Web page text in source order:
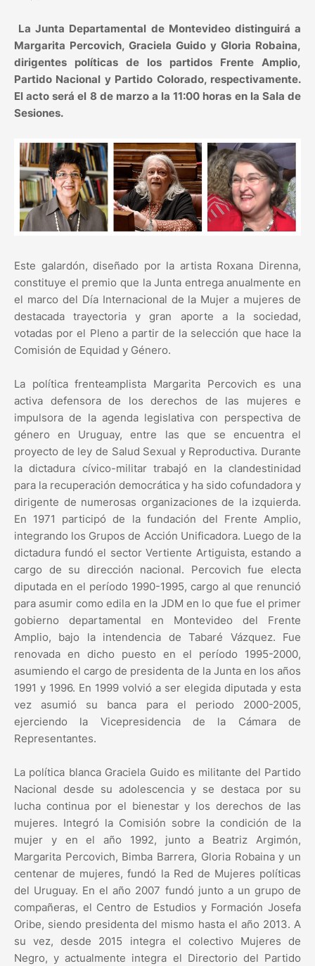
La Junta Departamental de Montevideo distinguirá a
Margarita Percovich, Graciela Guido y Gloria Robaina,
dirigentes políticas de los partidos Frente Amplio,
Partido Nacional y Partido Colorado, respectivamente.
El acto será el 8 de marzo a la 11:00 horas en la Sala de
Sesiones.
Este galardón, diseñado por la artista Roxana Direnna,
constituye el premio que la Junta entrega anualmente en
el marco del Día Internacional de la Mujer a mujeres de
destacada trayectoria y gran aporte a la sociedad,
votadas por el Pleno a partir de la selección que hace la
Comisión de Equidad y Género.
La política frenteamplista Margarita Percovich es una
activa defensora de los derechos de las mujeres e
impulsora de la agenda legislativa con perspectiva de
género en Uruguay, entre las que se encuentra el
proyecto de ley de Salud Sexual y Reproductiva. Durante
la dictadura cívico-militar trabajó en la clandestinidad
para la recuperación democrática y ha sido cofundadora y
dirigente de numerosas organizaciones de la izquierda.
En 1971 participó de la fundación del Frente Amplio,
integrando los Grupos de Acción Unificadora. Luego de la
dictadura fundó el sector Vertiente Artiguista, estando a
cargo de su dirección nacional. Percovich fue electa
diputada en el período 1990-1995, cargo al que renunció
para asumir como edila en la JDM en lo que fue el primer
gobierno departamental en Montevideo del Frente
Amplio, bajo la intendencia de Tabaré Vázquez. Fue
renovada en dicho puesto en el período 1995-2000,
asumiendo el cargo de presidenta de la Junta en los años
1991 y 1996. En 1999 volvió a ser elegida diputada y esta
vez asumió su banca para el periodo 2000-2005,
ejerciendo la Vicepresidencia de la Cámara de
Representantes.
La política blanca Graciela Guido es militante del Partido
Nacional desde su adolescencia y se destaca por su
lucha continua por el bienestar y los derechos de las
mujeres. Integró la Comisión sobre la condición de la
mujer y en el año 1992, junto a Beatriz Argimón,
Margarita Percovich, Bimba Barrera, Gloria Robaina y un
centenar de mujeres, fundó la Red de Mujeres políticas
del Uruguay. En el año 2007 fundó junto a un grupo de
compañeras, el Centro de Estudios y Formación Josefa
Oribe, siendo presidenta del mismo hasta el año 2013. A
su vez, desde 2015 integra el colectivo Mujeres de
Negro, y actualmente integra el Directorio del Partido